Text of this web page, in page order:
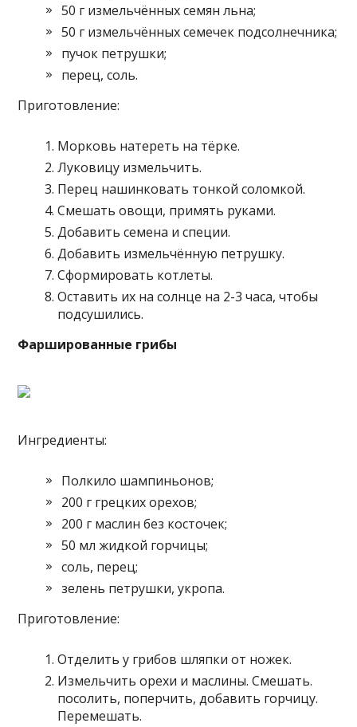
50 г измельчённых семян льна;
50 г измельчённых семечек подсолнечника;
пучок петрушки;
перец, соль.
Приготовление:
Морковь натереть на тёрке.
Луковицу измельчить.
Перец нашинковать тонкой соломкой.
Смешать овощи, примять руками.
Добавить семена и специи.
Добавить измельчённую петрушку.
Сформировать котлеты.
Оставить их на солнце на 2-3 часа, чтобы
подсушились.
Фаршированные грибы
Ингредиенты:
Полкило шампиньонов;
200 г грецких орехов;
200 г маслин без косточек;
50 мл жидкой горчицы;
соль, перец;
зелень петрушки, укропа.
Приготовление:
Отделить у грибов шляпки от ножек.
Измельчить орехи и маслины. Смешать.
посолить, поперчить, добавить горчицу.
Перемешать.